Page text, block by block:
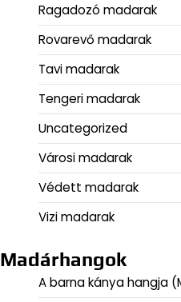
Ragadozó madarak
Rovarevő madarak
Tavi madarak
Tengeri madarak
Uncategorized
Városi madarak
Védett madarak
Vizi madarak
Madárhangok
A barna kánya hangja